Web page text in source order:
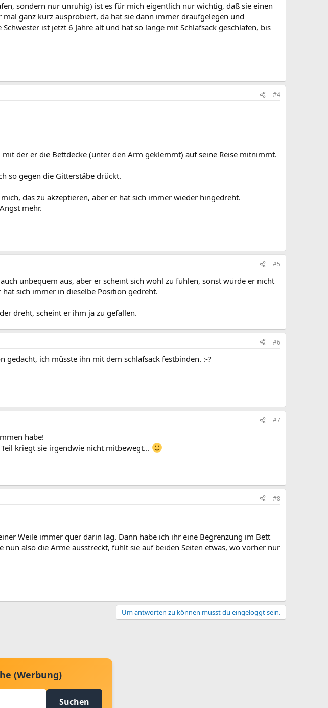
sondern nur unruhig) ist es für mich eigentlich nur wichtig, daß sie einen
ganz kurz ausprobiert, da hat sie dann immer draufgelegen und
ist jetzt 6 Jahre alt und hat so lange mit Schlafsack geschlafen, bis
#4
der er die Bettdecke (unter den Arm geklemmt) auf seine Reise mitnimmt.
so gegen die Gitterstäbe drückt.
das zu akzeptieren, aber er hat sich immer wieder hingedreht.
mehr.
#5
unbequem aus, aber er scheint sich wohl zu fühlen, sonst würde er nicht
sich immer in dieselbe Position gedreht.
dreht, scheint er ihm ja zu gefallen.
#6
ich müsste ihn mit dem schlafsack festbinden. :-?
#7
habe!
kriegt sie irgendwie nicht mitbewegt...
#8
Weile immer quer darin lag. Dann habe ich ihr eine Begrenzung im Bett
also die Arme ausstreckt, fühlt sie auf beiden Seiten etwas, wo vorher nur
Um antworten zu können musst du eingeloggt sein.
(Werbung)
Suchen